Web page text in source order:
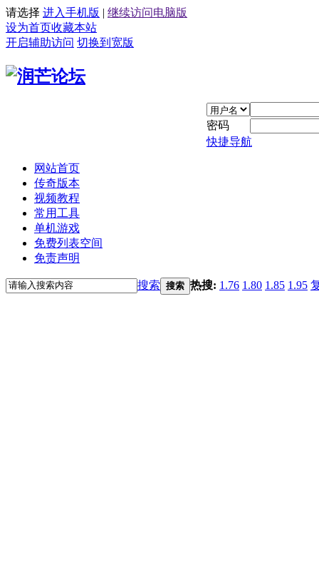
请选择 进入手机版 | 继续访问电脑版
设为首页收藏本站
开启辅助访问 切换到宽版
密码
快捷导航
网站首页
传奇版本
视频教程
常用工具
单机游戏
免费列表空间
免责声明
搜索 搜索 热搜: 1.76 1.80 1.85 1.95